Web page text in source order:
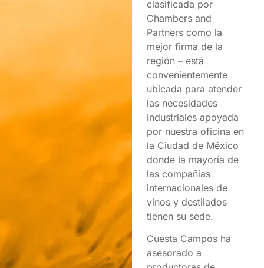
clasificada por
Chambers and
Partners como la
mejor firma de la
región – está
convenientemente
ubicada para atender
las necesidades
industriales apoyada
por nuestra oficina en
la Ciudad de México
donde la mayoría de
las compañías
internacionales de
vinos y destilados
tienen su sede.
Cuesta Campos ha
asesorado a